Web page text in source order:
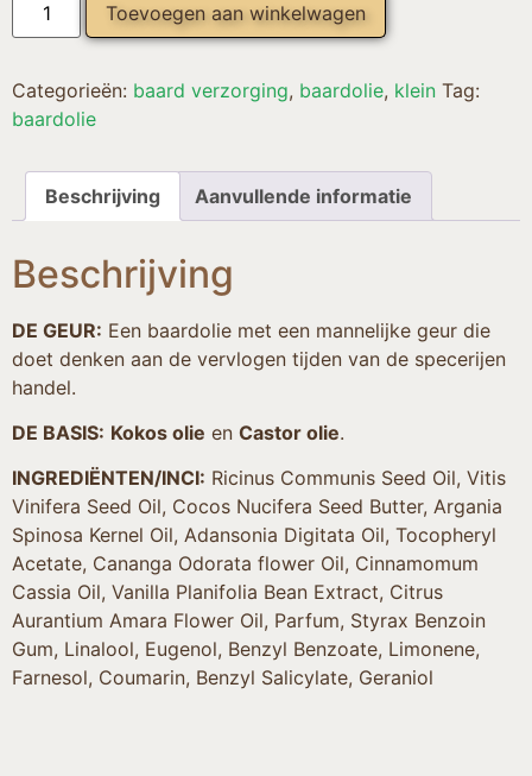
Toevoegen aan winkelwagen
Categorieën: baard verzorging, baardolie, klein Tag:
baardolie
Beschrijving Aanvullende informatie
Beschrijving
DE GEUR: Een baardolie met een mannelijke geur die
doet denken aan de vervlogen tijden van de specerijen
handel.
DE BASIS: Kokos olie en Castor olie.
INGREDIËNTEN/INCI: Ricinus Communis Seed Oil, Vitis
Vinifera Seed Oil, Cocos Nucifera Seed Butter, Argania
Spinosa Kernel Oil, Adansonia Digitata Oil, Tocopheryl
Acetate, Cananga Odorata flower Oil, Cinnamomum
Cassia Oil, Vanilla Planifolia Bean Extract, Citrus
Aurantium Amara Flower Oil, Parfum, Styrax Benzoin
Gum, Linalool, Eugenol, Benzyl Benzoate, Limonene,
Farnesol, Coumarin, Benzyl Salicylate, Geraniol